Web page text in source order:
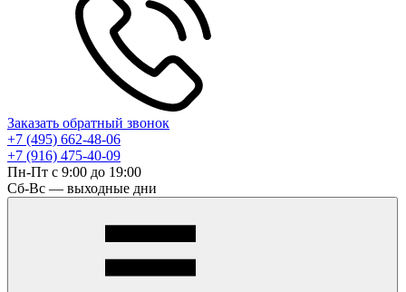
Заказать обратный звонок
+7 (495) 662-48-06
+7 (916) 475-40-09
Пн-Пт с 9:00 до 19:00
Сб-Вс — выходные дни